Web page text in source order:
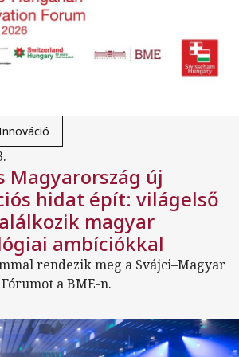
Magyarország új
hidat épít: világelső
magyar
ambíciókkal
rendezik meg a Svájci–Magyar
a BME-n.